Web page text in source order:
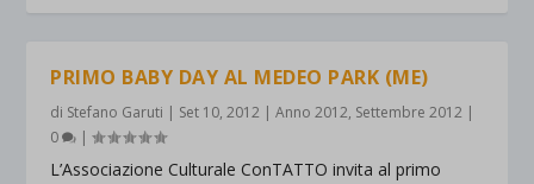
PRIMO BABY DAY AL MEDEO PARK (ME)
di Stefano Garuti | Set 10, 2012 |Anno 2012, Settembre 2012 |
0
|
L’Associazione Culturale ConTATTO invita al primo